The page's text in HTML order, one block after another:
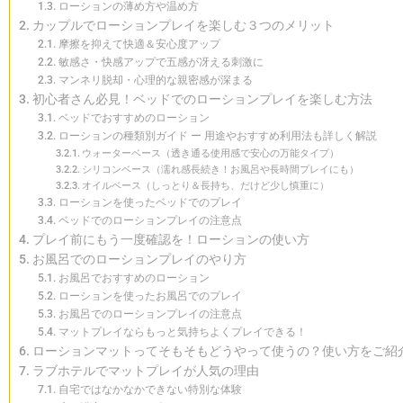
ローションの薄め方や温め方
カップルでローションプレイを楽しむ３つのメリット
摩擦を抑えて快適＆安心度アップ
敏感さ・快感アップで五感が冴える刺激に
マンネリ脱却・心理的な親密感が深まる
初心者さん必見！ベッドでのローションプレイを楽しむ方法
ベッドでおすすめのローション
ローションの種類別ガイド ー 用途やおすすめ利用法も詳しく解説
ウォーターベース（透き通る使用感で安心の万能タイプ）
シリコンベース（濡れ感長続き！お風呂や長時間プレイにも）
オイルベース（しっとり＆長持ち、だけど少し慎重に）
ローションを使ったベッドでのプレイ
ベッドでのローションプレイの注意点
プレイ前にもう一度確認を！ローションの使い方
お風呂でのローションプレイのやり方
お風呂でおすすめのローション
ローションを使ったお風呂でのプレイ
お風呂でのローションプレイの注意点
マットプレイならもっと気持ちよくプレイできる！
ローションマットってそもそもどうやって使うの？使い方をご紹
ラブホテルでマットプレイが人気の理由
自宅ではなかなかできない特別な体験